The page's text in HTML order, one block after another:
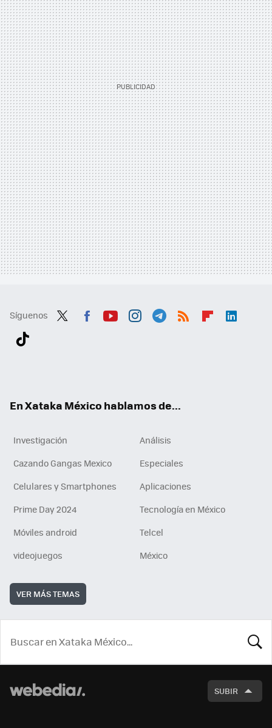
Síguenos
En Xataka México hablamos de...
Investigación
Análisis
Cazando Gangas Mexico
Especiales
Celulares y Smartphones
Aplicaciones
Prime Day 2024
Tecnología en México
Móviles android
Telcel
videojuegos
México
VER MÁS TEMAS
SUBIR